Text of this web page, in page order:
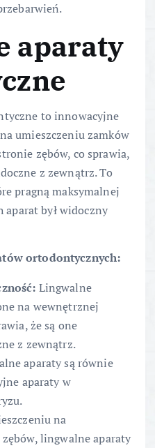
aparaty
to innowacyjne
umieszczeniu zamków
zębów, co sprawia,
z zewnątrz. To
pragną maksymalnej
aparat był widoczny
ortodontycznych:
Lingwalne
na wewnętrznej
że są one
z zewnątrz.
aparaty są równie
aparaty w
na
lingwalne aparaty